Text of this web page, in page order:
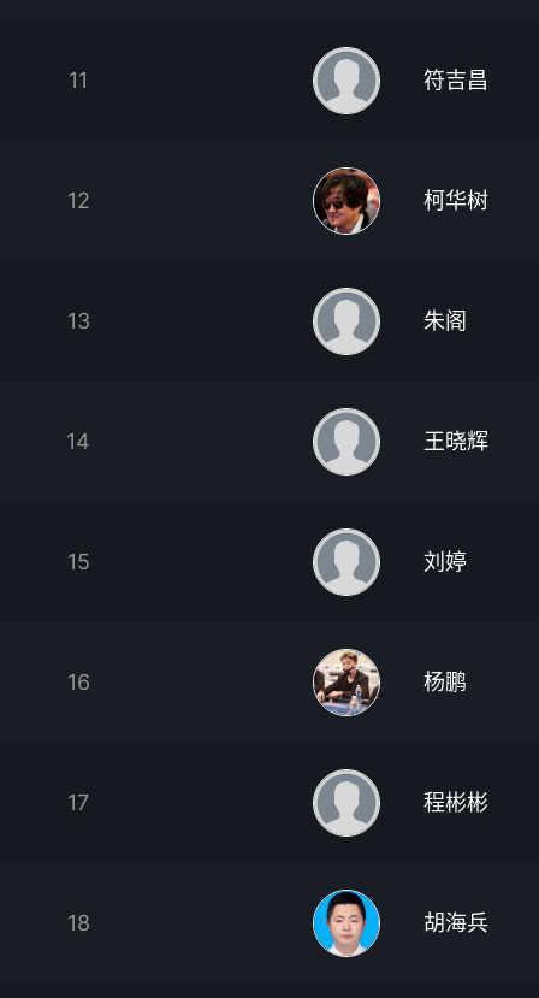
11 符吉昌
12 柯华树
13 朱阁
14 王晓辉
15 刘婷
16 杨鹏
17 程彬彬
18 胡海兵